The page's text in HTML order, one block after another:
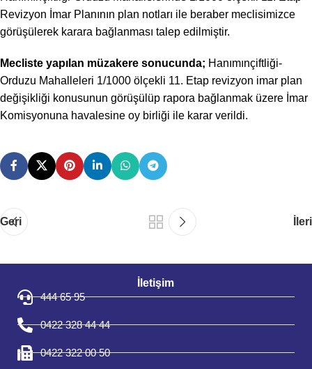
Revizyon İmar Planının plan notları ile beraber meclisimizce
görüşülerek karara bağlanması talep edilmiştir.
Mecliste yapılan müzakere sonucunda; Hanımınçiftliği-
Orduzu Mahalleleri 1/1000 ölçekli 11. Etap revizyon imar plan
değişikliği konusunun görüşülüp rapora bağlanmak üzere İmar
Komisyonuna havalesine oy birliği ile karar verildi.
Geri İleri
İletişim
444 65 95
0422 328 44 44
0422 322 00 50